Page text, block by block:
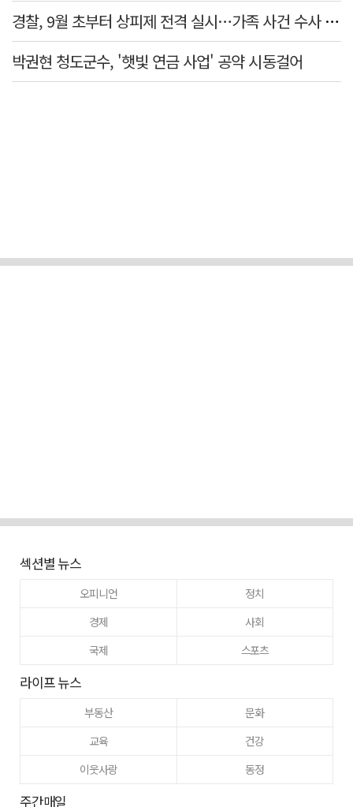
경찰, 9월 초부터 상피제 전격 실시…가족 사건 수사 못해
박권현 청도군수, '햇빛 연금 사업' 공약 시동걸어
섹션별 뉴스
오피니언
정치
경제
사회
국제
스포츠
라이프 뉴스
부동산
문화
교육
건강
이웃사랑
동정
주간매일